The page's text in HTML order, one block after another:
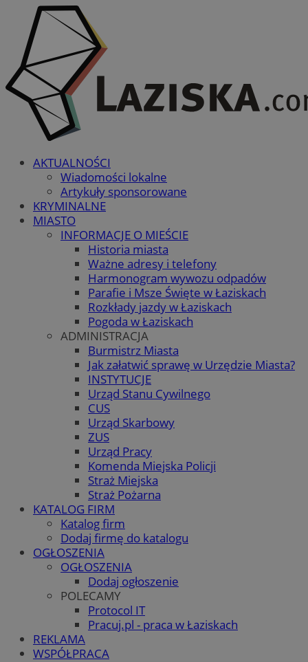
AKTUALNOŚCI
Wiadomości lokalne
Artykuły sponsorowane
KRYMINALNE
MIASTO
INFORMACJE O MIEŚCIE
Historia miasta
Ważne adresy i telefony
Harmonogram wywozu odpadów
Parafie i Msze Święte w Łaziskach
Rozkłady jazdy w Łaziskach
Pogoda w Łaziskach
ADMINISTRACJA
Burmistrz Miasta
Jak załatwić sprawę w Urzędzie Miasta?
INSTYTUCJE
Urząd Stanu Cywilnego
CUS
Urząd Skarbowy
ZUS
Urząd Pracy
Komenda Miejska Policji
Straż Miejska
Straż Pożarna
KATALOG FIRM
Katalog firm
Dodaj firmę do katalogu
OGŁOSZENIA
OGŁOSZENIA
Dodaj ogłoszenie
POLECAMY
Protocol IT
Pracuj.pl - praca w Łaziskach
REKLAMA
WSPÓŁPRACA